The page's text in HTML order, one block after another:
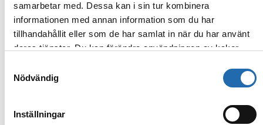
samarbetar med. Dessa kan i sin tur kombinera
informationen med annan information som du har
tillhandahållit eller som de har samlat in när du har använt
deras tjänster. Du kan förändra användningen av kakor
kakor (cookies)
Nödvändig
Inställningar
Utsideshytt med fönster
(Riverview)
stora fönster som släpper in gott om ljus (ej
öppningsbara). Ett utmärkt val för dig som vill
höga komfortnivå
till ett attraktivt pris. Hytterna är utrustade med